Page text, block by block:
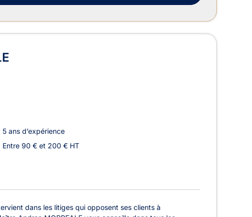
5 ans d’expérience
Entre 90 € et 200 € HT
dans les litiges qui opposent ses clients à